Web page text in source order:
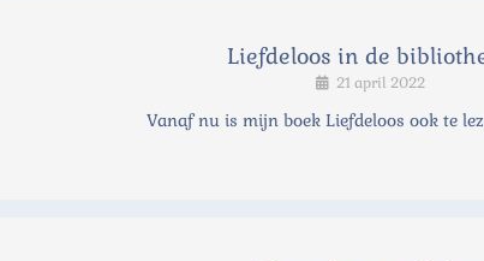
Liefdeloos in de
21 april 2022
Vanaf nu is mijn boek Liefdeloos ook te